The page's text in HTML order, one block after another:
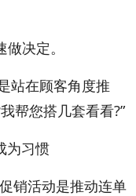
决定。
在顾客角度推
帮您搭几套看看?”
为习惯
销活动是推动连单